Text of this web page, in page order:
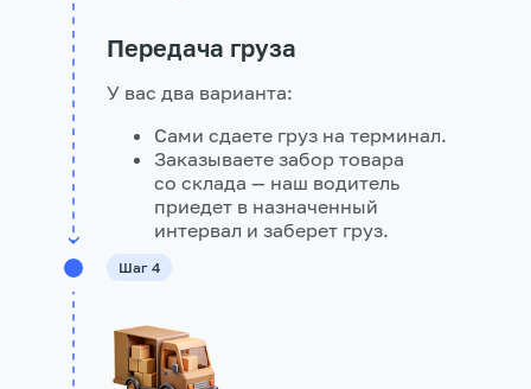
У вас два варианта:
Сами сдаете груз на терминал.
Заказываете забор товара
со склада — наш водитель
приедет в назначенный
интервал и заберет груз.
Передача груза
Шаг 4